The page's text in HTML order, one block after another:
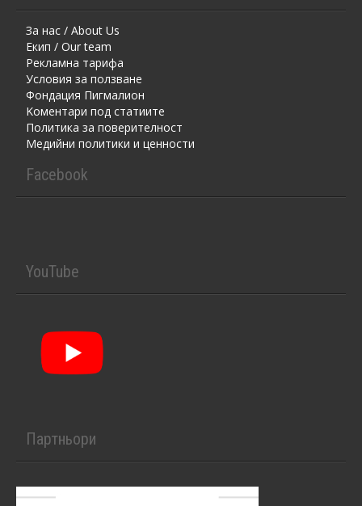
За нас / About Us
Екип / Our team
Рекламна тарифа
Условия за ползване
Фондация Пигмалион
Kоментaри под статиите
Политика за поверителност
Медийни политики и ценности
Facebook
YouTube
Партньори